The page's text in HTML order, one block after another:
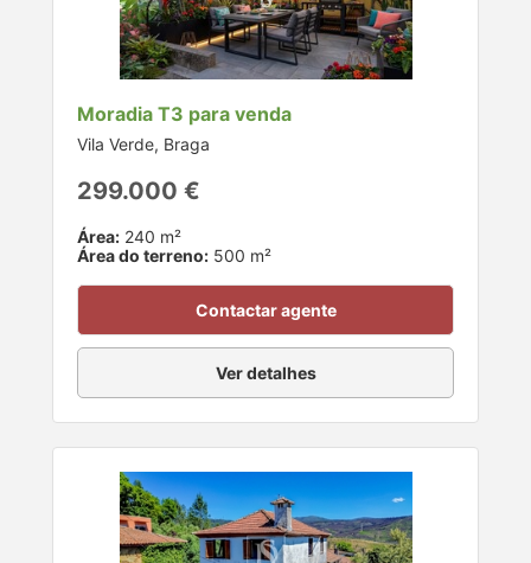
Moradia T3 para venda
Vila Verde, Braga
299.000 €
Área: 240 m²
Área do terreno: 500 m²
Contactar agente
Ver detalhes